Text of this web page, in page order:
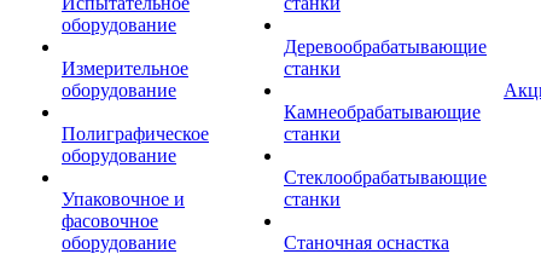
оборудование
Измерительное
оборудование
Полиграфическое
оборудование
Упаковочное и
фасовочное
оборудование
Деревообрабатывающие
станки
Камнеобрабатывающие
станки
Стеклообрабатывающие
станки
Станочная оснастка